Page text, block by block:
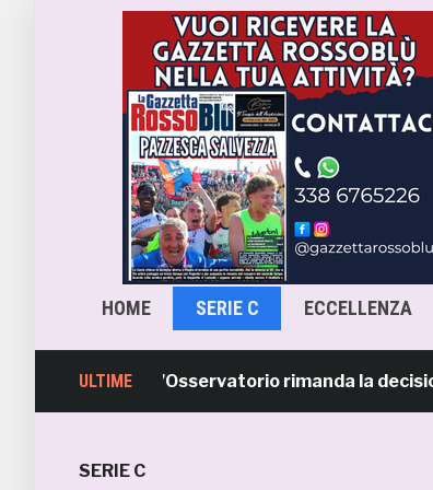
HOME SERIE C ECCELLENZA
ULTIME
Samb, l’Osservatorio rimanda la decisione al
SERIE C